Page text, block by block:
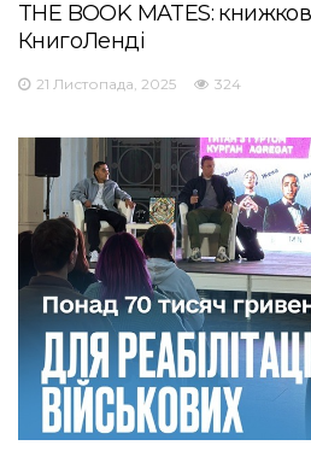
THE BOOK MATES:
КнигоЛенді
21 Листопада, 2025 324